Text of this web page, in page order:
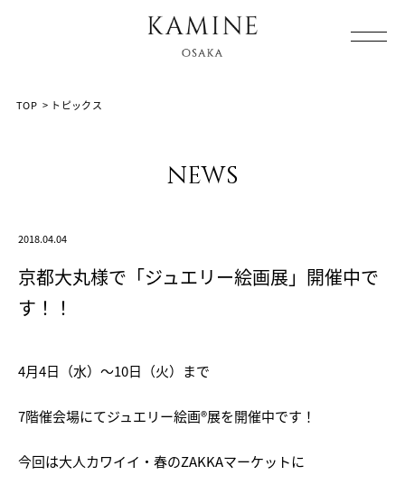
TOP > トピックス
news
2018.04.04
京都大丸様で「ジュエリー絵画展」開催中で
す！！
4月4日（水）～10日（火）まで
7階催会場にてジュエリー絵画®展を開催中です！
今回は大人カワイイ・春のZAKKAマーケットに